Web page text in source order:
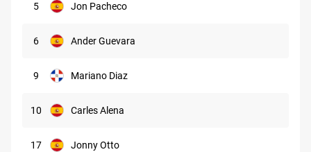
5 Jon Pacheco
6 Ander Guevara
9 Mariano Diaz
10 Carles Alena
17 Jonny Otto